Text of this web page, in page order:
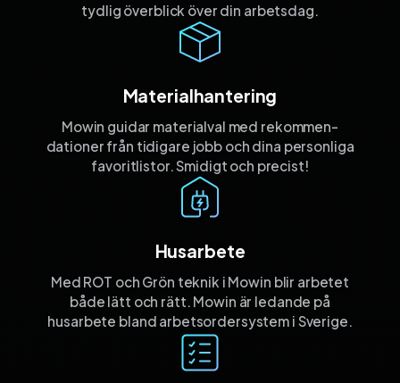
tydlig överblick över din arbetsdag.
Materialhantering
Mowin guidar materialval med rekommen­
dationer från tidigare jobb och dina personliga
favorit­listor. Smidigt och precist!
Husarbete
Med ROT och Grön teknik i Mowin blir arbetet
både lätt och rätt. Mowin är ledande på
husarbete bland arbetsordersystem i Sverige.